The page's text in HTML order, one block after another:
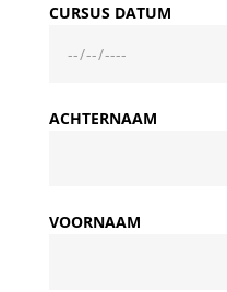
CURSUS DATUM
ACHTERNAAM
VOORNAAM